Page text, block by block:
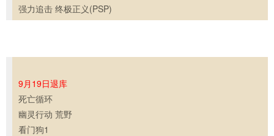
强力追击 终极正义(PSP)
9月19日退库
死亡循环
幽灵行动 荒野
看门狗1